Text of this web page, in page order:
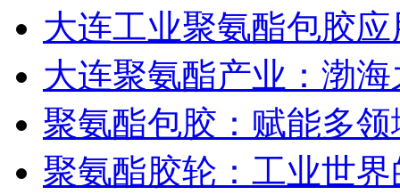
大连工业聚氨酯包胶
大连聚氨酯产业：渤
聚氨酯包胶：赋能多
聚氨酯胶轮：工业世界